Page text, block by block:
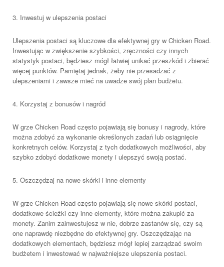
3. Inwestuj w ulepszenia postaci
Ulepszenia postaci są kluczowe dla efektywnej gry w Chicken Road.
Inwestując w zwiększenie szybkości, zręczności czy innych
statystyk postaci, będziesz mógł łatwiej unikać przeszkód i zbierać
więcej punktów. Pamiętaj jednak, żeby nie przesadzać z
ulepszeniami i zawsze mieć na uwadze swój plan budżetu.
4. Korzystaj z bonusów i nagród
W grze Chicken Road często pojawiają się bonusy i nagrody, które
można zdobyć za wykonanie określonych zadań lub osiągnięcie
konkretnych celów. Korzystaj z tych dodatkowych możliwości, aby
szybko zdobyć dodatkowe monety i ulepszyć swoją postać.
5. Oszczędzaj na nowe skórki i inne elementy
W grze Chicken Road często pojawiają się nowe skórki postaci,
dodatkowe ścieżki czy inne elementy, które można zakupić za
monety. Zanim zainwestujesz w nie, dobrze zastanów się, czy są
one naprawdę niezbędne do efektywnej gry. Oszczędzając na
dodatkowych elementach, będziesz mógł lepiej zarządzać swoim
budżetem i inwestować w najważniejsze ulepszenia postaci.